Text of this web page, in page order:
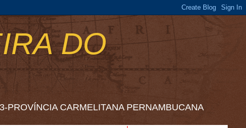
DO
PROVÍNCIA CARMELITANA PERNAMBUCANA